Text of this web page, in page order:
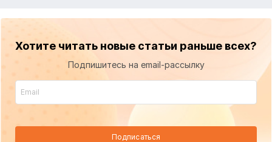
Хотите читать новые статьи раньше всех?
Подпишитесь на email-рассылку
Подписаться